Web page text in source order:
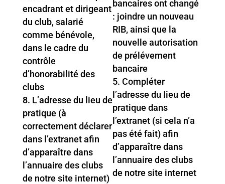
encadrant et dirigeant
du club, salarié
comme bénévole,
dans le cadre du
contrôle
d’honorabilité des
clubs
L’adresse du lieu de
pratique (à
correctement déclarer
dans l’extranet afin
d’apparaître dans
l’annuaire des clubs
de notre site internet)
bancaires ont changé
: joindre un nouveau
RIB, ainsi que la
nouvelle autorisation
de prélévement
bancaire
Compléter
l’adresse du lieu de
pratique dans
l’extranet (si cela n’a
pas été fait) afin
d’apparaître dans
l’annuaire des clubs
de notre site internet